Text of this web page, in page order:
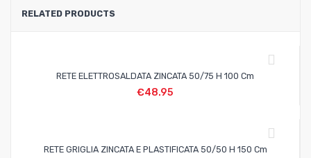
RELATED PRODUCTS
RETE ELETTROSALDATA ZINCATA 50/75 H 100 Cm
€48.95
RETE GRIGLIA ZINCATA E PLASTIFICATA 50/50 H 150 Cm